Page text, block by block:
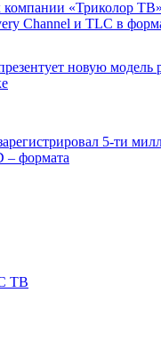
«Триколор
Channel и TLC в
новую модель
5-ти
– формата
ТВ